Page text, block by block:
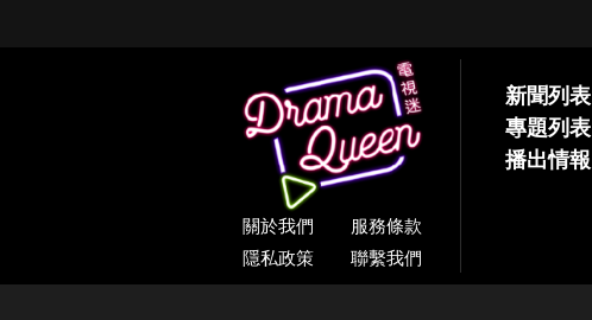
關於我們
服務條款
隱私政策
聯繫我們
新聞列表
專題列表
播出情報